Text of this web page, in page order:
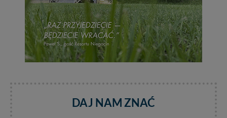
DAJ NAM ZNAĆ